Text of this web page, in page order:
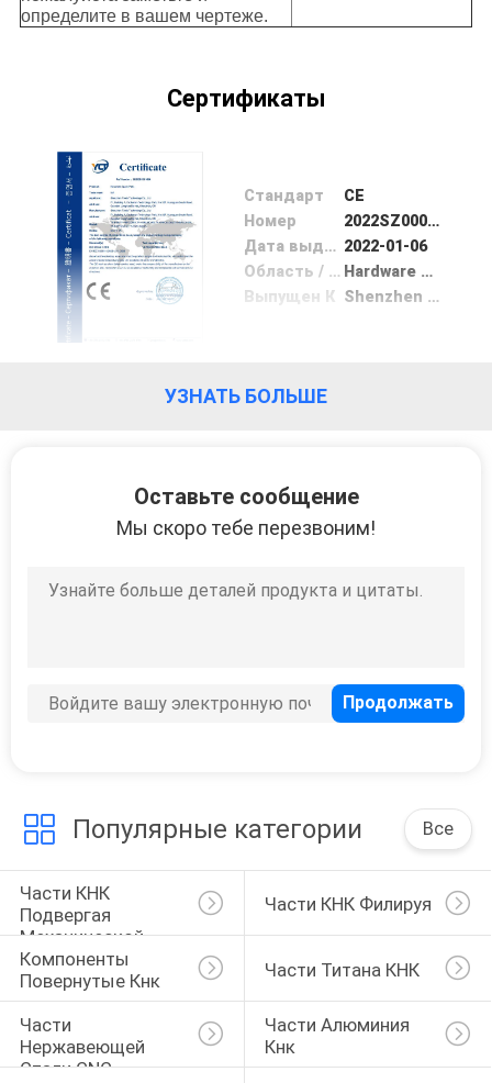
определите в вашем чертеже.
Сертификаты
Стандарт
CE
Номер
2022SZ0001004
Дата выдачи 2022-01-06
Область / Диапазон
Hardware Spare Parts
Выпущен К
Shenzhen Yacetong Testing Technology Services Co., Ltd.
УЗНАТЬ БОЛЬШЕ
Оставьте сообщение
Мы скоро тебе перезвоним!
Популярные категории Все
Части КНК
Подвергая
Механической
Обработке
Части КНК Филируя
Компоненты
Повернутые Кнк
Части Титана КНК
Части
Нержавеющей
Стали CNC
Части Алюминия
Кнк